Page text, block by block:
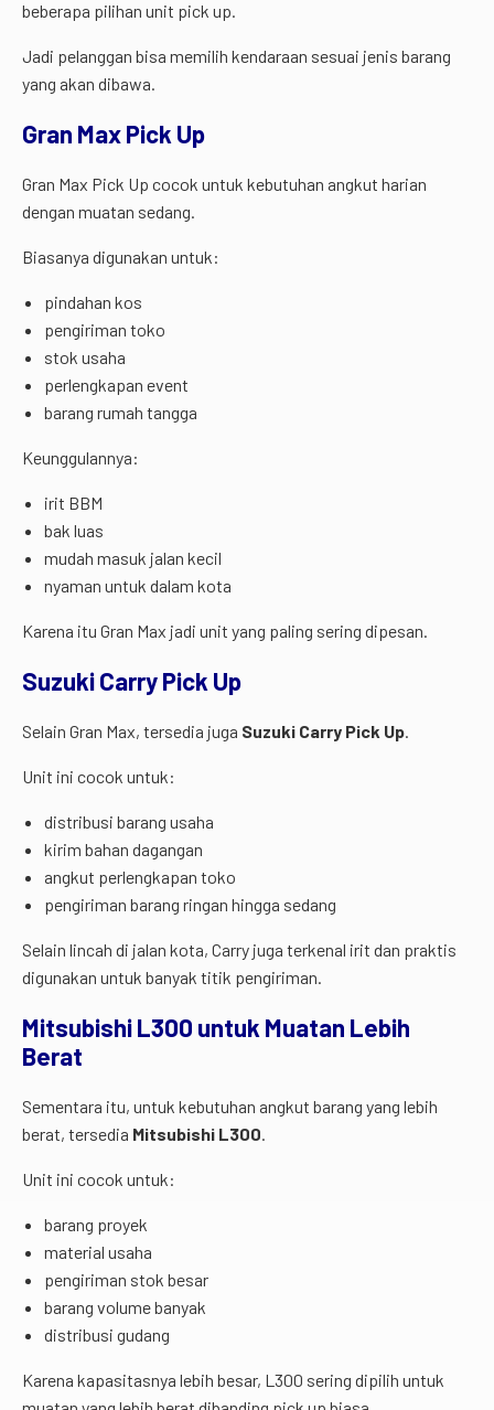
beberapa pilihan unit pick up.
Jadi pelanggan bisa memilih kendaraan sesuai jenis barang
yang akan dibawa.
Gran Max Pick Up
Gran Max Pick Up cocok untuk kebutuhan angkut harian
dengan muatan sedang.
Biasanya digunakan untuk:
pindahan kos
pengiriman toko
stok usaha
perlengkapan event
barang rumah tangga
Keunggulannya:
irit BBM
bak luas
mudah masuk jalan kecil
nyaman untuk dalam kota
Karena itu Gran Max jadi unit yang paling sering dipesan.
Suzuki Carry Pick Up
Selain Gran Max, tersedia juga Suzuki Carry Pick Up.
Unit ini cocok untuk:
distribusi barang usaha
kirim bahan dagangan
angkut perlengkapan toko
pengiriman barang ringan hingga sedang
Selain lincah di jalan kota, Carry juga terkenal irit dan praktis
digunakan untuk banyak titik pengiriman.
Mitsubishi L300 untuk Muatan Lebih
Berat
Sementara itu, untuk kebutuhan angkut barang yang lebih
berat, tersedia Mitsubishi L300.
Unit ini cocok untuk:
barang proyek
material usaha
pengiriman stok besar
barang volume banyak
distribusi gudang
Karena kapasitasnya lebih besar, L300 sering dipilih untuk